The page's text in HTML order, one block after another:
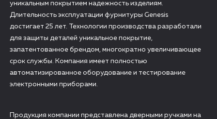
уникальным покрытием надежность изделиям.
Длительность эксплуатации фурнитуры Genesis
достигает 25 лет. Технологии производства разработали
для защиты деталей уникальное покрытие,
запатентованное брендом, многократно увеличивающее
срок службы. Компания имеет полностью
автоматизированное оборудование и тестирование
электронными приборами.
Продукция компании представлена дверными ручками на